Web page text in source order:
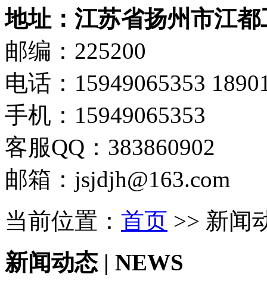
地址：江苏省扬州市江都
邮编：225200
电话：15949065353
手机：15949065353
客服QQ：383860902
邮箱：jsjdjh@163.com
当前位置： 首页 >> 新闻
新闻动态 | NEWS